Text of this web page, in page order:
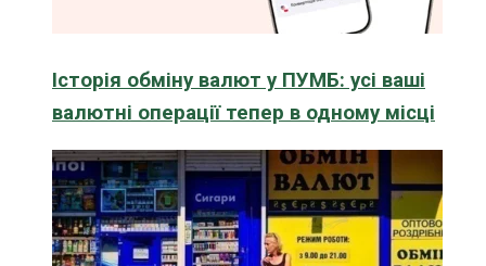
Історія обміну валют у ПУМБ: усі ваші
валютні операції тепер в одному місці